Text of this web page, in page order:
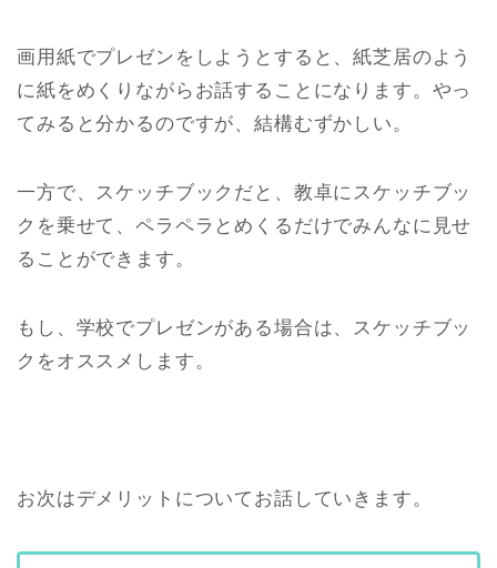
画用紙でプレゼンをしようとすると、紙芝居のよう
に紙をめくりながらお話することになります。やっ
てみると分かるのですが、結構むずかしい。
一方で、スケッチブックだと、教卓にスケッチブッ
クを乗せて、ペラペラとめくるだけでみんなに見せ
ることができます。
もし、学校でプレゼンがある場合は、スケッチブッ
クをオススメします。
お次はデメリットについてお話していきます。